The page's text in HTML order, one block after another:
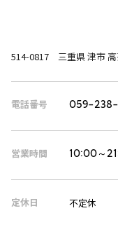
514-0817 三重県 津市 高
電話番号 059-238-
営業時間 10:00～
定休日 不定休